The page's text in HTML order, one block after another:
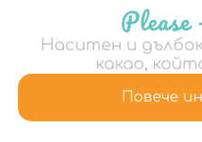
Please
Наситен и
какао,
Повече